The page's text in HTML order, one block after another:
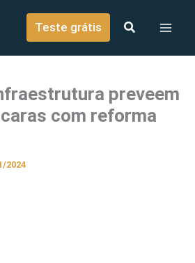
Teste grátis
preveem
com reforma
2024